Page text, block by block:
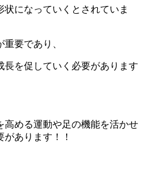
状になっていくとされていま
要であり、
長を促していく必要があります
高める運動や足の機能を活かせ
あります！！